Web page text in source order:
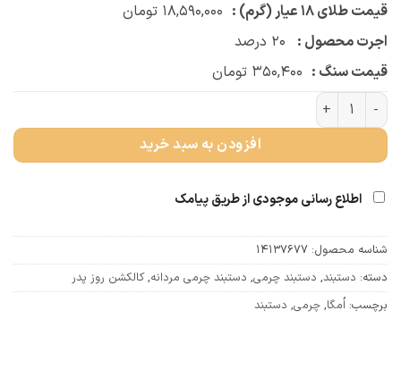
قیمت طلای ۱۸ عیار (گرم) :
۱۸,۵۹۰,۰۰۰ تومان
اجرت محصول :
۲۰ درصد
قیمت سنگ : ۳۵۰,۴۰۰ تومان
دستبند چرمی امگا کشیده عدد
افزودن به سبد خرید
اطلاع رسانی موجودی از طریق پیامک
شناسه محصول: 14137677
دسته: دستبند, دستبند چرمی, دستبند چرمی مردانه,کالکشن روز پدر
برچسب: اُمگا, چرمی, دستبند